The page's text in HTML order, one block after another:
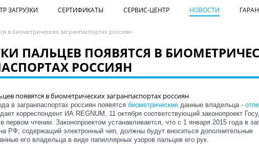
ЗАГРУЗКИ СЕРТИФИКАТЫ СЕРВИС-ЦЕНТР НОВОСТИ
в биометрических загранпаспортах россиян
ПАЛЬЦЕВ ПОЯВЯТСЯ В
РОССИЯН
в загранпаспортах россиян появятся биометрические данные владельца -
корреспондент ИА REGNUM, 11 октября соответствующий законопроект
чтении. Законопроектом устанавливается, что с 1 января 2015 года в
РФ, содержащий электронный чип, должны будут вноситься дополнительные
его владельца в виде папиллярных узоров пальцев его рук.